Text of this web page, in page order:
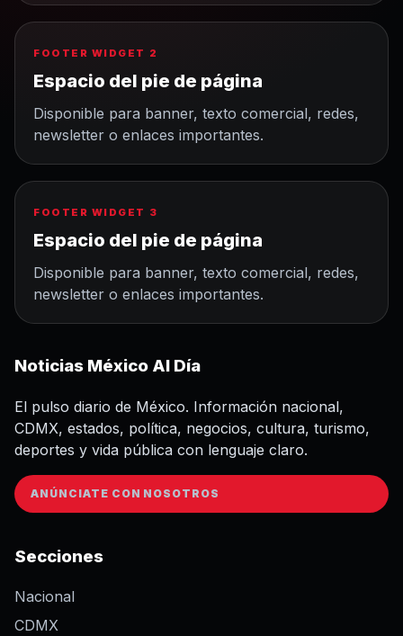
FOOTER WIDGET 2
Espacio del pie de página
Disponible para banner, texto comercial, redes,
newsletter o enlaces importantes.
FOOTER WIDGET 3
Espacio del pie de página
Disponible para banner, texto comercial, redes,
newsletter o enlaces importantes.
Noticias México Al Día
El pulso diario de México. Información nacional,
CDMX, estados, política, negocios, cultura, turismo,
deportes y vida pública con lenguaje claro.
ANÚNCIATE CON NOSOTROS
Secciones
Nacional
CDMX